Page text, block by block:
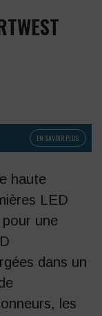
EN SAVOIR PLUS
haute
LED
pour une
dans un
les